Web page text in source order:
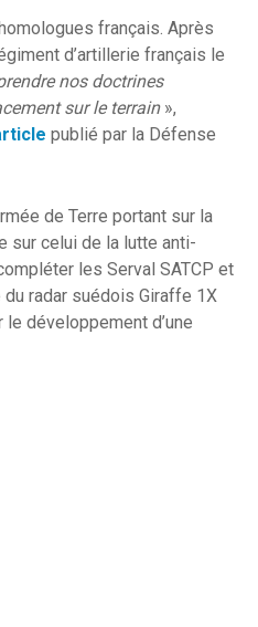
français. Après
d’artillerie français le
nos doctrines
sur le terrain»,
publié par la Défense
de Terre portant sur la
sur celui de la lutte anti-
les Serval SATCP et
du radar suédois Giraffe 1X
développement d’une